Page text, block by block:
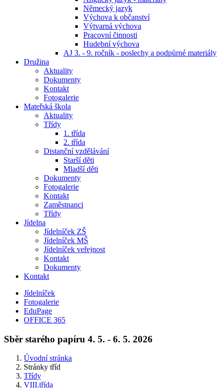
Německý jazyk
Výchova k občanství
Výtvarná výchova
Pracovní činnosti
Hudební výchova
AJ 3. - 9. ročník - poslechy a podpůrné materiály
Družina
Aktuality
Dokumenty
Kontakt
Fotogalerie
Mateřská škola
Aktuality
Třídy
1. třída
2. třída
Distanční vzdělávání
Starší děti
Mladší děti
Dokumenty
Fotogalerie
Kontakt
Zaměstnanci
Třídy
Jídelna
Jídelníček ZŠ
Jídelníček MŠ
Jídelníček veřejnost
Kontakt
Dokumenty
Kontakt
Jídelníček
Fotogalerie
EduPage
OFFICE 365
Sběr starého papíru 4. 5. - 6. 5. 2026
Úvodní stránka
Stránky tříd
Třídy
VIII.třída